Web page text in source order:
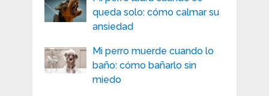
queda solo: cómo calmar su
ansiedad
Mi perro muerde cuando lo
baño: cómo bañarlo sin
miedo